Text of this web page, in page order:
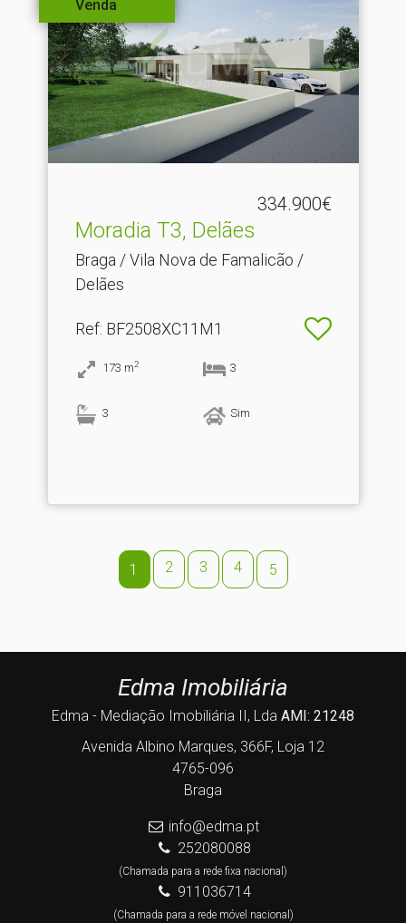
Venda
334.900€
Moradia T3, Delães
Braga / Vila Nova de Famalicão /
Delães
Ref: BF2508XC11M1
173 m2 3
3 Sim
1 2 3 4 5
Edma Imobiliária
Edma - Mediação Imobiliária II, Lda AMI: 21248
Avenida Albino Marques, 366F, Loja 12
4765-096
Braga
info@edma.pt
252080088
(Chamada para a rede fixa nacional)
911036714
(Chamada para a rede móvel nacional)